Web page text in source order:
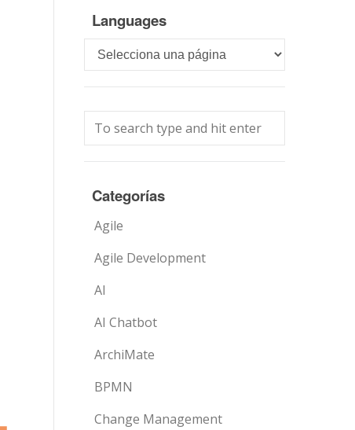
Languages
Languages
Categorías
Agile
Agile Development
AI
AI Chatbot
ArchiMate
BPMN
Change Management